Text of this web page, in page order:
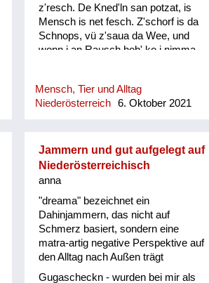
z'resch. De Kned'ln san potzat, is
Mensch is net fesch. Z'schorf is da
Schnops, vü z'saua da Wee, und
wonn i an Rausch hob' ko i nimma
hob i koane Hoor. 's Wossa mocht
rosti', d'rum schau' i's net on, und i bi
Mensch, Tier und Alltag
Niederösterreich
6. Oktober 2021
Jammern und gut aufgelegt auf
Niederösterreichisch
anna
"dreama" bezeichnet ein
Dahinjammern, das nicht auf
Schmerz basiert, sondern eine
matra-artig negative Perspektive auf
den Alltag nach Außen trägt
Gugascheckn - wurden bei mir als